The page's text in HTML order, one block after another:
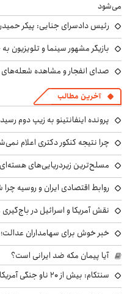
می‌شود
رئیس دادسرای جنایی: پیکر
بازیگر مشهور سینما و
صدای انفجار و مشاهده شعله‌های
آخرین مطالب
پرونده اینفانتینو به زیپ دوم
چرا نتیجه کنکور دکتری اعلام
مسلح‌ترین زیردریایی‌های
روابط اقتصادی ایران و روسیه
نقش آمریکا و اسرائیل در
خبر خوش برای سهامداران
آیا پیمان مکه ضد ایرانی است؟
سنتکام: بیش از ۲۰ ناو جنگی آمریکا برای محاصره ایران مستقرند